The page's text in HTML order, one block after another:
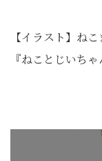
【イラスト】ね
『ねことじいち